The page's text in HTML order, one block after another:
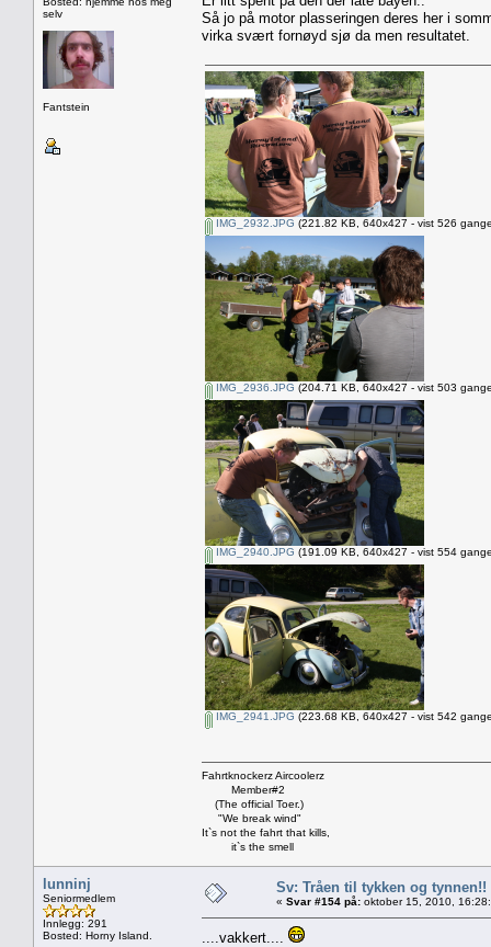
selv
Fantstein
Så jo på motor plasseringen deres her i
virka svært fornøyd sjø da men resultatet.
IMG_2932.JPG (221.82 KB, 640x427 - vist 526
IMG_2936.JPG (204.71 KB, 640x427 - vist 503
IMG_2940.JPG (191.09 KB, 640x427 - vist 554
IMG_2941.JPG (223.68 KB, 640x427 - vist 542
Fahrtknockerz Aircoolerz
Member#2
(The official Toer.)
"We break wind"
It`s not the fahrt that kills,
it`s the smell
lunninj
Seniormedlem
Innlegg: 291
Bosted: Horny Island.
Sv: Tråen til tykken og tynnen!!
« Svar #154 på: oktober 15, 2010,
....vakkert....